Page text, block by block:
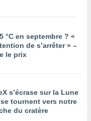
°C en septembre ? «
de s’arrêter » –
le prix
s’écrase sur la Lune
tournent vers notre
du cratère